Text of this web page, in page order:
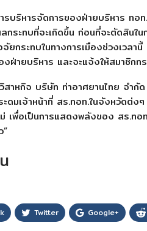
รบริหารจัดการของฝ่ายบริหาร ทอ
กระทบที่จะเกิดขึ้น ก่อนที่จะตัดสินใ
กระทบในทางการเมืองช่วงเวลา
งฝ่ายบริหาร และจะแจ้งให้สมาชิก
สาหกิจ บริษัท ท่าอาศยานไทย จำกั
ดมเจ้าหน้าที่ สร.ทอท.ในจังหวัดต่ง
เพื่อเป็นการแสดงพลังของ สร.ทอ
Twitter Google+